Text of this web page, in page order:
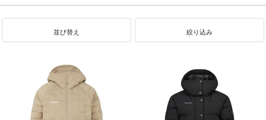
並び替え 絞り込み